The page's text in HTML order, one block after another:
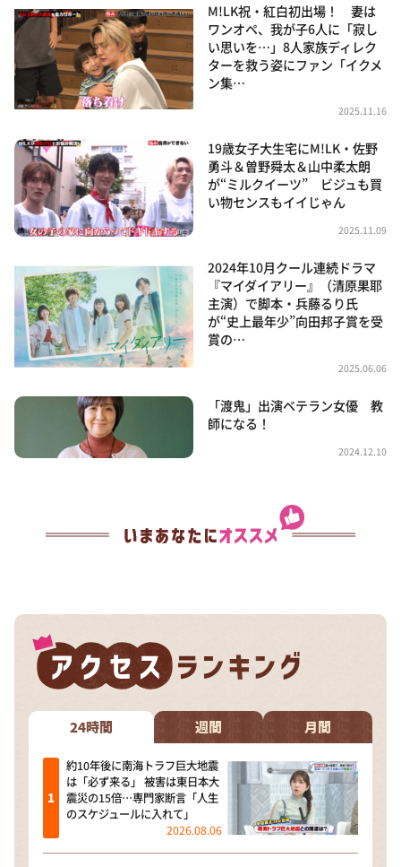
M!LK祝・紅白初出場！ 妻は
ワンオペ、我が子6人に「寂し
い思いを…」8人家族ディレク
ターを救う姿にファン「イクメ
ン集…
2025.11.16
19歳女子大生宅にM!LK・佐野
勇斗＆曽野舜太＆山中柔太朗
が“ミルクイーツ” ビジュも買
い物センスもイイじゃん
2025.11.09
2024年10月クール連続ドラマ
『マイダイアリー』（清原果耶
主演）で脚本・兵藤るり氏
が“史上最年少”向田邦子賞を受
賞の…
2025.06.06
「渡鬼」出演ベテラン女優 教
師になる！
2024.12.10
24時間 週間 月間
約10年後に南海トラフ巨大地震
は「必ず来る」 被害は東日本大
震災の15倍…専門家断言「人生
のスケジュールに入れて」
2026.08.06